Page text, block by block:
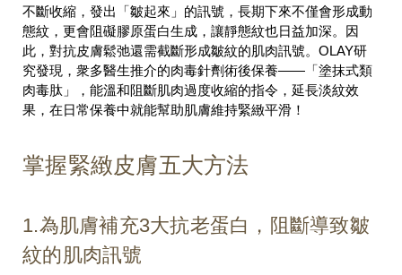
不斷收縮，發出「皺起來」的訊號，長期下來不僅會形成動
態紋，更會阻礙膠原蛋白生成，讓靜態紋也日益加深。因
此，對抗皮膚鬆弛還需截斷形成皺紋的肌肉訊號。OLAY研
究發現，衆多醫生推介的肉毒針劑術後保養——「塗抹式類
肉毒肽」，能溫和阻斷肌肉過度收縮的指令，延長淡紋效
果，在日常保養中就能幫助肌膚維持緊緻平滑！
掌握緊緻皮膚五大方法
1.為肌膚補充3大抗老蛋白，阻斷導致皺
紋的肌肉訊號